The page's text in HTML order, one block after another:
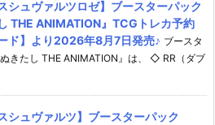
シュヴァルツロゼ】ブースターパック
THE ANIMATION』TCGトレカ予約
ード】より2026年8月7日発売♪ ブースタ
きたし THE ANIMATION』は、 ◇ RR（ダブ
シュヴァルツ】ブースターパック